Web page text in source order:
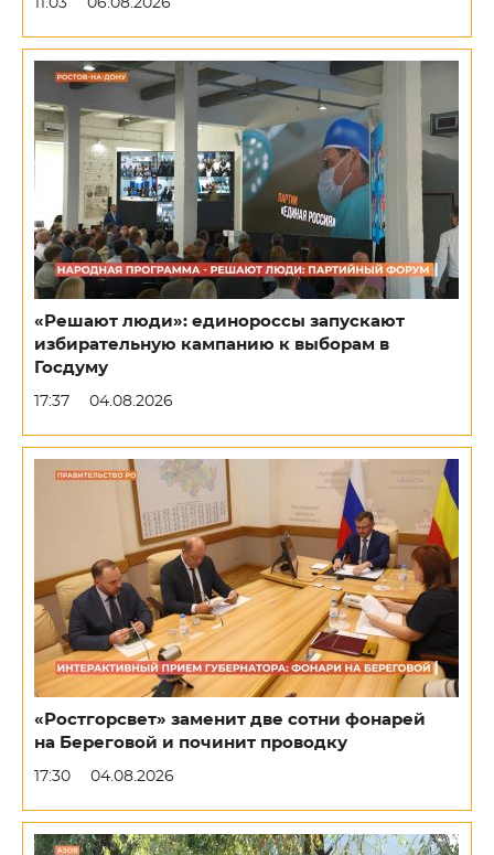
11:03 06.08.2026
«Решают люди»: единороссы запускают
избирательную кампанию к выборам в
Госдуму
17:37 04.08.2026
«Ростгорсвет» заменит две сотни фонарей
на Береговой и починит проводку
17:30 04.08.2026